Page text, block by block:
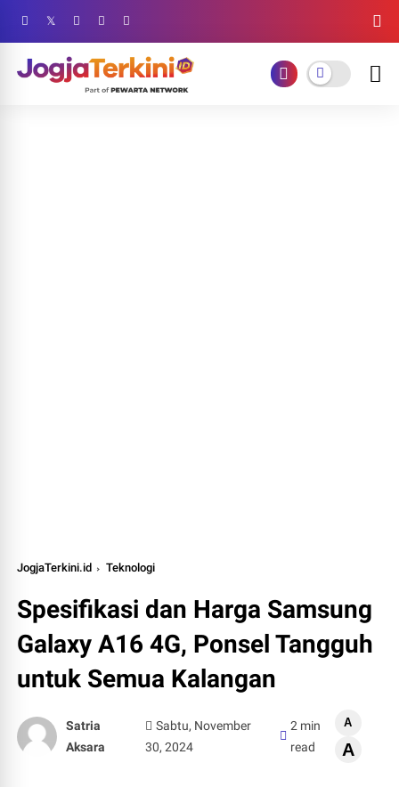
JogjaTerkini.id Teknologi
Spesifikasi dan Harga Samsung
Galaxy A16 4G, Ponsel Tangguh
untuk Semua Kalangan
Satria
Aksara
Sabtu, November
30, 2024
2 min
read
A
A